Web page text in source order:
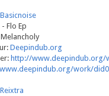
Basicnoise
Flo Ep
Deepindub.org
http://
work/
Reixtra